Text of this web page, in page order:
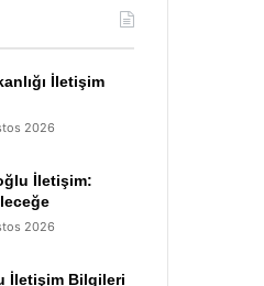
İletişim
2026
İletişim:
2026
İletişim Bilgileri